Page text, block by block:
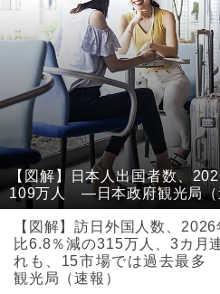
【図解】日本人出国者数、
109万人 ―日本政府観光局（
【図解】訪日外国人数、
比6.8％減の315万人、3カ月
れも、15市場では過去最
観光局（速報）